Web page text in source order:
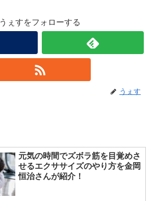
うぇすをフォローする
うぇす
元気の時間でズボラ筋を目覚めさ
せるエクササイズのやり方を金岡
恒治さんが紹介！